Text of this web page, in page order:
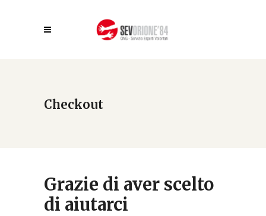
Checkout
Grazie di aver scelto
di aiutarci